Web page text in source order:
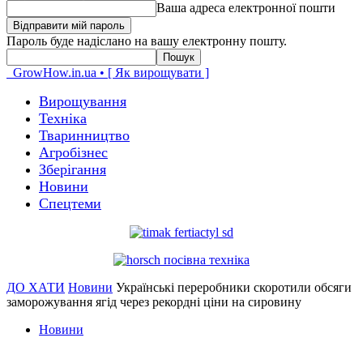
Ваша адреса електронної пошти
Пароль буде надіслано на вашу електронну пошту.
GrowHow.in.ua • [ Як вирощувати ]
Вирощування
Техніка
Тваринництво
Агробізнес
Зберігання
Новини
Спецтеми
ДО ХАТИ Новини Українські переробники скоротили обсяги
заморожування ягід через рекордні ціни на сировину
Новини